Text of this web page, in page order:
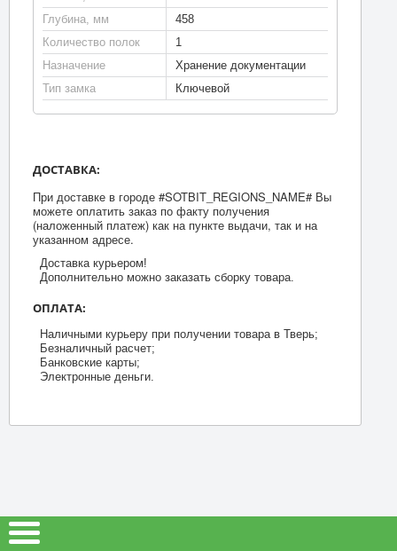
Глубина, мм
458
Количество полок
1
Назначение
Хранение документации
Тип замка
Ключевой
ДОСТАВКА:
При доставке в городе #SOTBIT_REGIONS_NAME# Вы
можете оплатить заказ по факту получения
(наложенный платеж) как на пункте выдачи, так и на
указанном адресе.
Доставка курьером!
Дополнительно можно заказать сборку товара.
ОПЛАТА:
Наличными курьеру при получении товара в Тверь;
Безналичный расчет;
Банковские карты;
Электронные деньги.